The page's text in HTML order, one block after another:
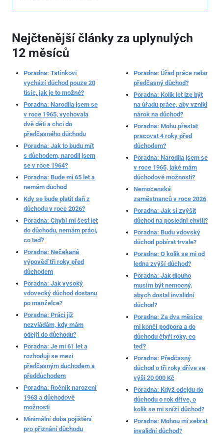
Nejčtenější články za uplynulých
12 měsíců
Poradna: Tatínkovi
vychází důchod pouze 20
tisíc, jak je to možné?
Poradna: Narodila jsem se
v roce 1965, vychovala
dvě děti a chci do
předčasného důchodu
Poradna: Jak to budu mít
s důchodem, narodil jsem
se v roce 1964?
Poradna: Bude mi 65 let a
nemám důchod
Kdy se bude platit daň z
důchodu v roce 2026?
Poradna: Chybí mi šest let
do důchodu, nemám práci,
co teď?
Poradna: Nečekaná
výpověď tři roky před
důchodem
Poradna: Jak vysoký
vdovecký důchod dostanu
po manželce?
Poradna: Práci již
nezvládám, kdy mám
odejít do důchodu?
Poradna: Je mi 61 let a
rozhoduji se mezi
předčasným důchodem a
předdůchodem
Poradna: Ročník narození
1963 a důchodové
možnosti
Minimální doba pojištění
pro přiznání důchodu
Poradna: Úřad práce nebo
předčasný důchod?
Poradna: Kolik let lze být
na úřadu práce, aby vznikl
nárok na důchod?
Poradna: Mohu přestat
pracovat 4 roky před
důchodem?
Poradna: Narodila jsem se
v roce 1965, jaké mám
důchodové možnosti?
Nemocenská
zaměstnanců v roce 2026
Poradna: Jak si zvýšit
důchod na poslední chvíli?
Poradna: Budu vdovský
důchod pobírat trvale?
Poradna: O kolik se mi od
ledna zvýší důchod?
Poradna: Jak dlouho
musím být nemocný,
abych dostal invalidní
důchod?
Poradna: Za dva měsíce
mi končí podpora a do
důchodu čtyři roky, co
teď?
Poradna: Předčasný
důchod o tři roky dříve ve
výši 20 000 Kč
Poradna: Když odejdu do
důchodu o rok dříve, o
kolik se mi sníží důchod?
Poradna: Mohou mi sebrat
invalidní důchod?